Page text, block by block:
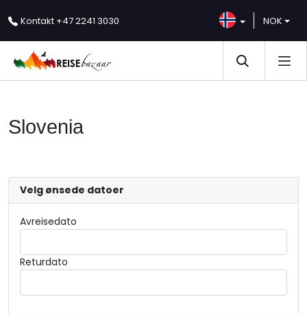
Kontakt +47 2241 3030 NOK
Slovenia
Velg ønsede datoer
Avreisedato
Returdato